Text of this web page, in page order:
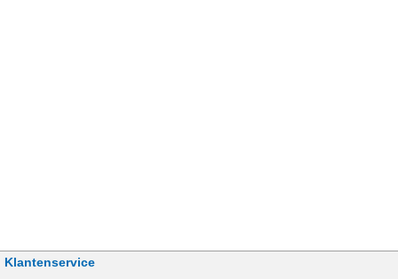
Klantenservice